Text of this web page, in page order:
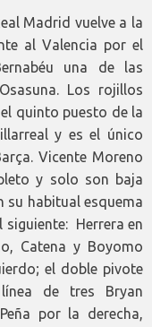
Madrid vuelve a la
al Valencia por el
una de las
Los rojillos
quinto puesto de la
y es el único
Vicente Moreno
y solo son baja
su habitual esquema
siguiente: Herrera en
Catena y Boyomo
el doble pivote
de tres Bryan
por la derecha,